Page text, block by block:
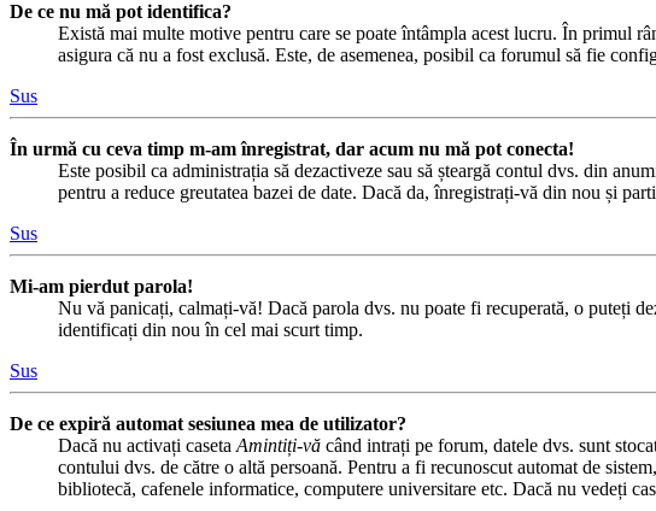
De ce nu mă pot identifica?
Există mai multe motive pentru care se poate întâmpla acest lucru. În primul
asigura că nu a fost exclusă. Este, de asemenea, posibil ca forumul să fie
Sus
În urmă cu ceva timp m-am înregistrat, dar acum nu mă pot conecta!
Este posibil ca administrația să dezactiveze sau să șteargă contul dvs. din
pentru a reduce greutatea bazei de date. Dacă da, înregistrați-vă din nou și
Sus
Mi-am pierdut parola!
Nu vă panicați, calmați-vă! Dacă parola dvs. nu poate fi recuperată, o puteți
identificați din nou în cel mai scurt timp.
Sus
De ce expiră automat sesiunea mea de utilizator?
Dacă nu activați caseta Amintiți-vă când intrați pe forum, datele dvs. sunt
contului dvs. de către o altă persoană. Pentru a fi recunoscut automat de
bibliotecă, cafenele informatice, computere universitare etc. Dacă nu vedeți